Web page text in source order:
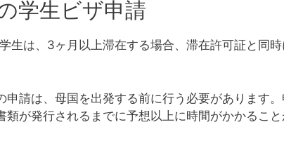
学生ビザ申請
生は、3ヶ月以上滞在する場合、滞在許可証と同
請は、母国を出発する前に行う必要があります
が発行されるまでに予想以上に時間がかかるこ